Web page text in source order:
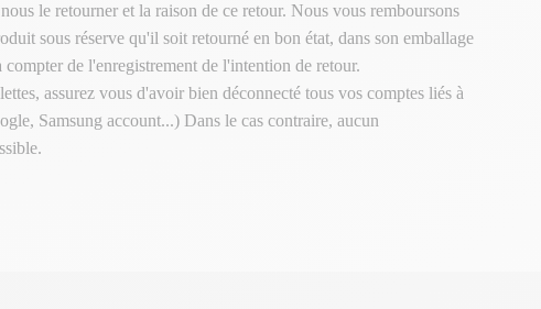
le retourner et la raison de ce retour. Nous vous remboursons
sous réserve qu'il soit retourné en bon état, dans son emballage
de l'enregistrement de l'intention de retour.
assurez vous d'avoir bien déconnecté tous vos comptes liés à
Samsung account...) Dans le cas contraire, aucun